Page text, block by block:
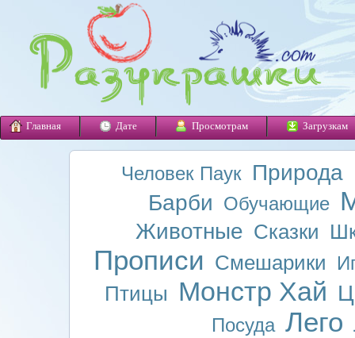
Главная Дате Просмотрам Загрузкам
Человек Паук Природа
Барби Обучающие
Животные Сказки
Прописи Смешарики
Птицы Монстр Хай
Посуда Лего